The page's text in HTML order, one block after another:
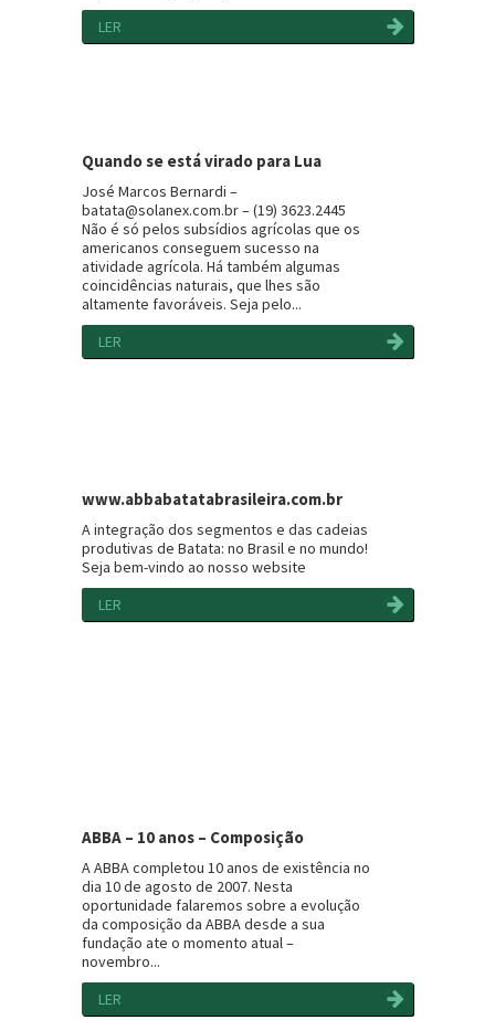
LER
Quando se está virado para Lua
José Marcos Bernardi –
batata@solanex.com.br – (19) 3623.2445
Não é só pelos subsídios agrícolas que os
americanos conseguem sucesso na
atividade agrícola. Há também algumas
coincidências naturais, que lhes são
altamente favoráveis. Seja pelo...
LER
www.abbabatatabrasileira.com.br
A integração dos segmentos e das cadeias
produtivas de Batata: no Brasil e no mundo!
Seja bem-vindo ao nosso website
LER
ABBA – 10 anos – Composição
A ABBA completou 10 anos de existência no
dia 10 de agosto de 2007. Nesta
oportunidade falaremos sobre a evolução
da composição da ABBA desde a sua
fundação ate o momento atual –
novembro...
LER